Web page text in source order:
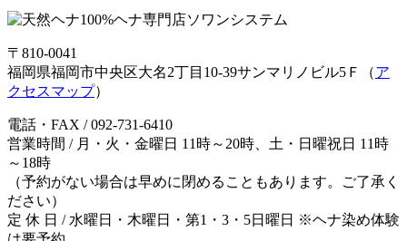
〒810-0041
福岡県福岡市中央区大名2丁目10-39サンマリノビル5Ｆ（ア
クセスマップ）
電話・FAX / 092-731-6410
営業時間 / 月・火・金曜日 11時～20時、土・日曜祝日 11時
～18時
（予約がない場合は早めに閉めることもあります。ご了承く
ださい）
定 休 日 / 水曜日・木曜日・第1・3・5日曜日 ※ヘナ染め体験